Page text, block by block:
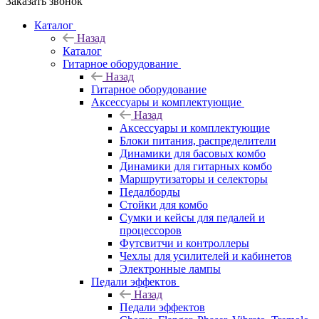
Каталог
Назад
Каталог
Гитарное оборудование
Назад
Гитарное оборудование
Аксессуары и комплектующие
Назад
Аксессуары и комплектующие
Блоки питания, распределители
Динамики для басовых комбо
Динамики для гитарных комбо
Маршрутизаторы и селекторы
Педалборды
Стойки для комбо
Сумки и кейсы для педалей и
процессоров
Футсвитчи и контроллеры
Чехлы для усилителей и кабинетов
Электронные лампы
Педали эффектов
Назад
Педали эффектов